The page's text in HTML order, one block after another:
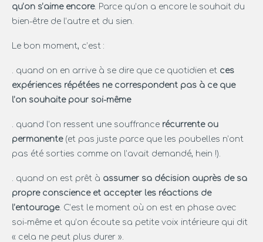
qu’on s’aime encore. Parce qu’on a encore le souhait du
bien-être de l’autre et du sien.
Le bon moment, c’est :
. quand on en arrive à se dire que ce quotidien et ces
expériences répétées ne correspondent pas à ce que
l’on souhaite pour soi-même
. quand l’on ressent une souffrance récurrente ou
permanente(et pas juste parce que les poubelles n’ont
pas été sorties comme on l’avait demandé, hein !).
. quand on est prêt à assumer sa décision auprès de sa
propre conscience et accepter les réactions de
l’entourage. C’est le moment où on est en phase avec
soi-même et qu’on écoute sa petite voix intérieure qui dit
« cela ne peut plus durer ».